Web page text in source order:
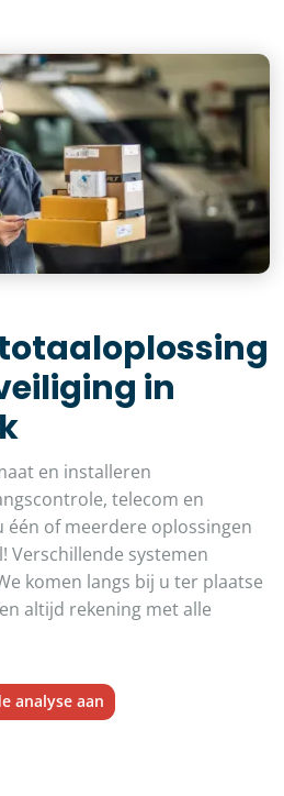
in
en installeren
telecom en
één of meerdere oplossingen
Verschillende systemen
komen langs bij u ter plaatse
altijd rekening met alle
analyse aan